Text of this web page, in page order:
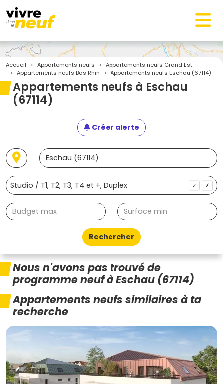
Accueil Appartements neufs
Appartements neufs Grand Est
Appartements neufs Bas Rhin
Appartements neufs Eschau (67114)
Appartements neufs à Eschau
(67114)
Créer alerte
✓ ✗
Rechercher
Nous n'avons pas trouvé de
programme neuf à Eschau (67114)
Appartements neufs similaires à ta
recherche